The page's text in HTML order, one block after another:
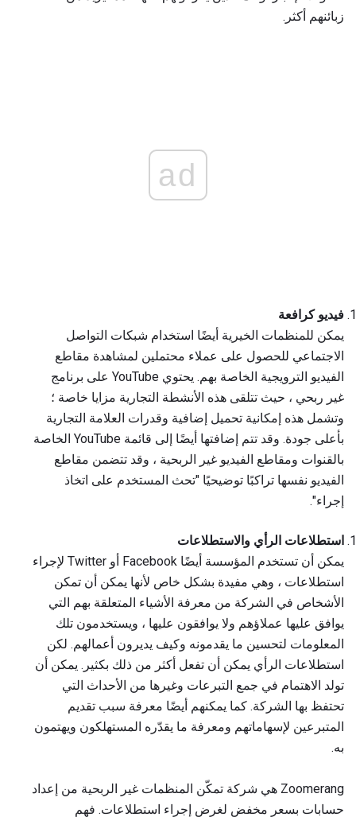
زبائنهم أكثر.
ad
فيديو كرافعة
يمكن للمنظمات الخيرية أيضًا استخدام شبكات التواصل
الاجتماعي للحصول على عملاء محتملين لمشاهدة مقاطع
الفيديو الترويجية الخاصة بهم. يحتوي YouTube على برنامج
غير ربحي ، حيث تتلقى هذه الأنشطة التجارية مزايا خاصة ؛
وتشمل هذه إمكانية تحميل إضافية وقدرات العلامة التجارية
بأعلى جودة. وقد تتم إضافتها أيضًا إلى قائمة YouTube الخاصة
بالقنوات ومقاطع الفيديو غير الربحية ، وقد تتضمن مقاطع
الفيديو نفسها تراكبًا توضيحيًا "تحث المستخدم على اتخاذ
إجراء".
استطلاعات الرأي والاستطلاعات
يمكن أن تستخدم المؤسسة أيضًا Facebook أو Twitter لإجراء
استطلاعات ، وهي مفيدة بشكل خاص لأنها يمكن أن تمكن
الأشخاص في الشركة من معرفة الأشياء المتعلقة بهم التي
يوافق عليها عملاؤهم ولا يوافقون عليها ، ويستخدمون تلك
المعلومات لتحسين ما يقدمونه وكيف يديرون أعمالهم. لكن
استطلاعات الرأي يمكن أن تفعل أكثر من ذلك بكثير. يمكن أن
تولد الاهتمام في جمع التبرعات وغيرها من الأحداث التي
تحتفظ بها الشركة. كما يمكنهم أيضًا معرفة سبب تقديم
المتبرعين لإسهاماتهم ومعرفة ما يقدّره المستهلكون ويهتمون
به.
Zoomerang هي شركة تمكّن المنظمات غير الربحية من إعداد
حسابات بسعر مخفض لغرض إجراء استطلاعات. فهم